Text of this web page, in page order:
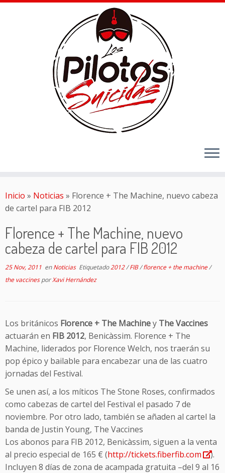
Inicio » Noticias » Florence + The Machine, nuevo cabeza
de cartel para FIB 2012
Florence + The Machine, nuevo
cabeza de cartel para FIB 2012
25 Nov, 2011 enNoticias Etiquetado2012/FIB/florence + the machine/
the vaccinesporXavi Hernández
Los británicos Florence + The Machiney The Vaccines
actuarán en FIB 2012, Benicàssim. Florence + The
Machine, liderados por Florence Welch, nos traerán su
pop épico y bailable para encabezar una de las cuatro
jornadas del Festival.
Se unen así, a los míticos The Stone Roses, confirmados
como cabezas de cartel del Festival el pasado 7 de
noviembre. Por otro lado, también se añaden al cartel la
banda de Justin Young, The Vaccines
Los abonos para FIB 2012, Benicàssim, siguen a la venta
al precio especial de 165 € (http://tickets.fiberfib.com
).
Incluyen 8 días de zona de acampada gratuita –del 9 al 16